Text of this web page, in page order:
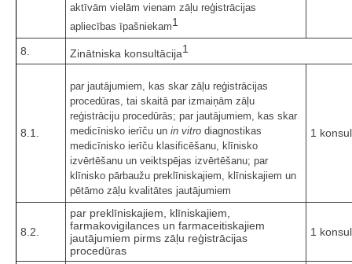
aktīvām vielām vienam zāļu reģistrācijas
apliecības īpašniekam1
8. Zinātniska konsultācija1
8.1.
par jautājumiem, kas skar zāļu reģistrācijas
procedūras, tai skaitā par izmaiņām zāļu
reģistrāciju procedūrās; par jautājumiem, kas skar
medicīnisko ierīču un in vitro diagnostikas
medicīnisko ierīču klasificēšanu, klīnisko
izvērtēšanu un veiktspējas izvērtēšanu; par
klīnisko pārbaužu preklīniskajiem, klīniskajiem un
pētāmo zāļu kvalitātes jautājumiem
1
8.2.
par preklīniskajiem, klīniskajiem,
farmakovigilances un farmaceitiskajiem
jautājumiem pirms zāļu reģistrācijas
procedūras
1